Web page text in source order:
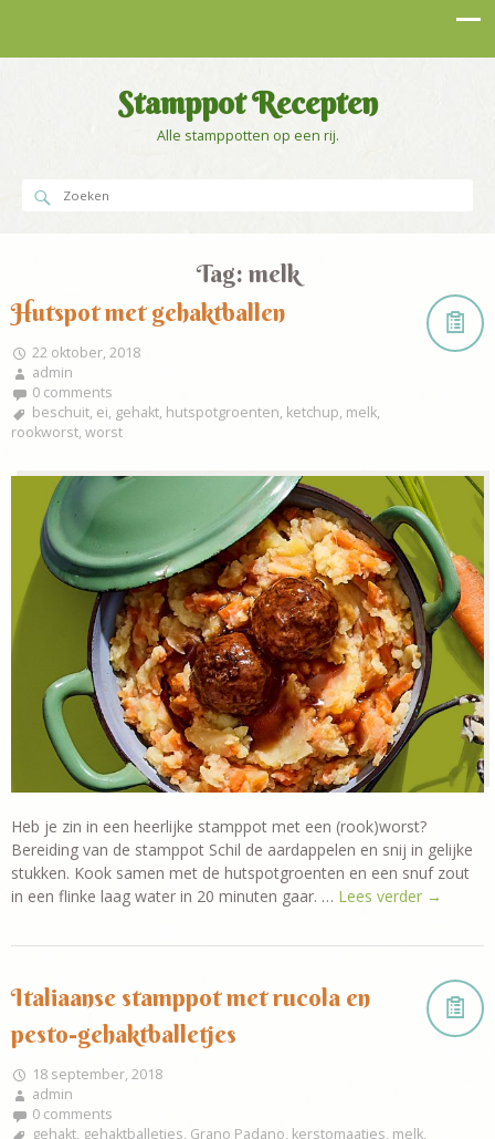
Stamppot Recepten
Alle stamppotten op een rij.
Tag: melk
Hutspot met gehaktballen
22 oktober, 2018
admin
0 comments
beschuit, ei, gehakt, hutspotgroenten, ketchup, melk,
rookworst, worst
Heb je zin in een heerlijke stamppot met een (rook)worst?
Bereiding van de stamppot Schil de aardappelen en snij in gelijke
stukken. Kook samen met de hutspotgroenten en een snuf zout
in een flinke laag water in 20 minuten gaar. … Lees verder →
Italiaanse stamppot met rucola en
pesto-gehaktballetjes
18 september, 2018
admin
0 comments
gehakt, gehaktballetjes, Grano Padano, kerstomaatjes, melk,